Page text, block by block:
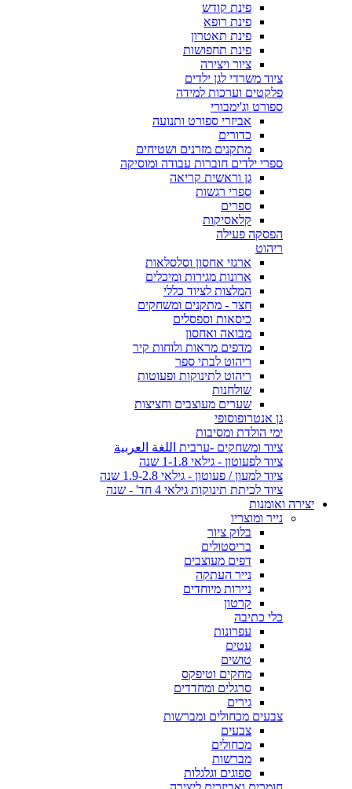
פינת קודש
פינת רופא
פינת תאטרון
פינת תחפושות
ציור ויצירה
ציוד משרדי לגן ילדים
פלקטים וערכות למידה
ספורט וג'ימבורי
אביזרי ספורט ותנועה
כדורים
מתקנים מזרנים ושטיחים
ספרי ילדים חוברות עבודה ומוסיקה
גן וראשית קריאה
ספרי רגשות
ספרים
קלאסיקות
הפסקה פעילה
ריהוט
ארגזי אחסון וסלסלאות
ארונות מגירות ומיכלים
המלצות לציוד כללי
חצר - מתקנים ומשחקים
כיסאות וספסלים
מבואה ואחסון
מדפים מראות ולוחות קיר
ריהוט לבתי ספר
ריהוט לתינוקות ופעוטות
שולחנות
שערים מעוצבים וחציצות
גן אנטרופוסופי
ימי הולדת ומסיבות
ציוד ומשחקים -ערבית اللغة العربية
ציוד לפעוטון - גילאי 1-1.8 שנה
ציוד למעון / פעוטון - גילאי 1.9-2.8 שנה
ציוד לכיתת תינוקות גילאי 4 חד' - שנה
יצירה ואומנות
נייר ומוצריו
בלוק ציור
בריסטולים
דפים מעוצבים
נייר העתקה
ניירות מיוחדים
קרטון
כלי כתיבה
עפרונות
עטים
טושים
מחקים וטיפקס
סרגלים ומחדדים
גירים
צבעים מכחולים ומברשות
צבעים
מכחולים
מברשות
ספוגים וגלגלות